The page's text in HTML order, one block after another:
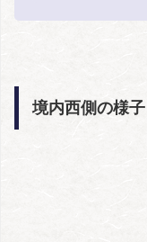
境内西側の様子